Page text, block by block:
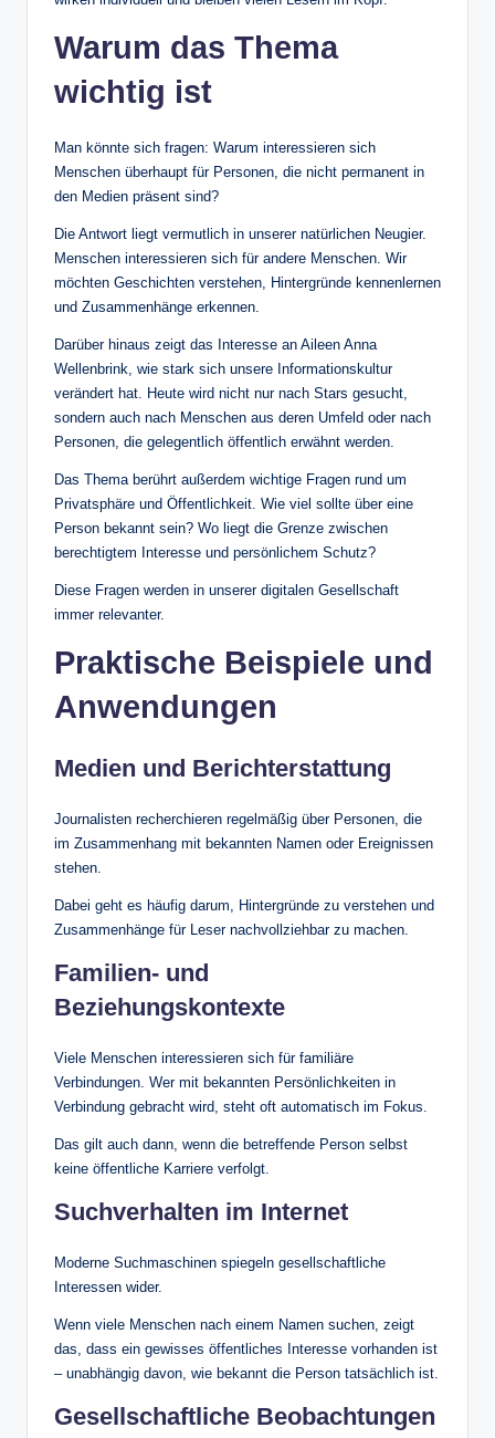
Warum das Thema
wichtig ist
Man könnte sich fragen: Warum interessieren sich
Menschen überhaupt für Personen, die nicht permanent in
den Medien präsent sind?
Die Antwort liegt vermutlich in unserer natürlichen Neugier.
Menschen interessieren sich für andere Menschen. Wir
möchten Geschichten verstehen, Hintergründe kennenlernen
und Zusammenhänge erkennen.
Darüber hinaus zeigt das Interesse an Aileen Anna
Wellenbrink, wie stark sich unsere Informationskultur
verändert hat. Heute wird nicht nur nach Stars gesucht,
sondern auch nach Menschen aus deren Umfeld oder nach
Personen, die gelegentlich öffentlich erwähnt werden.
Das Thema berührt außerdem wichtige Fragen rund um
Privatsphäre und Öffentlichkeit. Wie viel sollte über eine
Person bekannt sein? Wo liegt die Grenze zwischen
berechtigtem Interesse und persönlichem Schutz?
Diese Fragen werden in unserer digitalen Gesellschaft
immer relevanter.
Praktische Beispiele und
Anwendungen
Medien und Berichterstattung
Journalisten recherchieren regelmäßig über Personen, die
im Zusammenhang mit bekannten Namen oder Ereignissen
stehen.
Dabei geht es häufig darum, Hintergründe zu verstehen und
Zusammenhänge für Leser nachvollziehbar zu machen.
Familien- und
Beziehungskontexte
Viele Menschen interessieren sich für familiäre
Verbindungen. Wer mit bekannten Persönlichkeiten in
Verbindung gebracht wird, steht oft automatisch im Fokus.
Das gilt auch dann, wenn die betreffende Person selbst
keine öffentliche Karriere verfolgt.
Suchverhalten im Internet
Moderne Suchmaschinen spiegeln gesellschaftliche
Interessen wider.
Wenn viele Menschen nach einem Namen suchen, zeigt
das, dass ein gewisses öffentliches Interesse vorhanden ist
– unabhängig davon, wie bekannt die Person tatsächlich ist.
Gesellschaftliche Beobachtungen